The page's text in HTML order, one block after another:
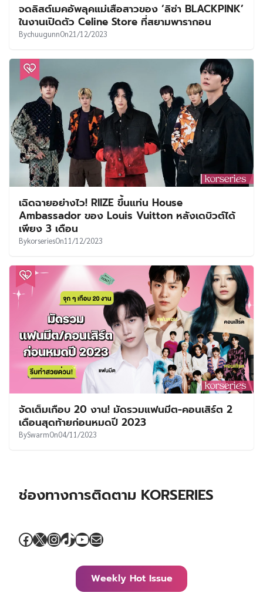
จดลิสต์เมคอัพลุคแม่เสือสาวของ ‘ลิซ่า BLACKPINK’
ในงานเปิดตัว Celine Store ที่สยามพารากอน
BychuugunnOn21/12/2023
เฉิดฉายอย่างไว! RIIZE ขึ้นแท่น House
Ambassador ของ Louis Vuitton หลังเดบิวต์ได้
เพียง 3 เดือน
BykorseriesOn11/12/2023
จัดเต็มเกือบ 20 งาน! มัดรวมแฟนมีต-คอนเสิร์ต 2
เดือนสุดท้ายก่อนหมดปี 2023
BySwarmOn04/11/2023
ช่องทางการติดตาม KORSERIES
Facebook
X Instagram
TikTok
YouTube
Mail
Weekly Hot Issue